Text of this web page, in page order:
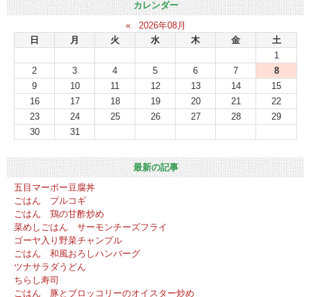
カレンダー
«
2026年08月
日
月 火 水 木 金
土
1
2
3 4 5 6 7
8
9
10 11 12 13 14
15
16
17 18 19 20 21
22
23
24 25 26 27 28
29
30
31
最新の記事
五目マーボー豆腐丼
ごはん プルコギ
ごはん 鶏の甘酢炒め
菜めしごはん サーモンチーズフライ
ゴーヤ入り野菜チャンプル
ごはん 和風おろしハンバーグ
ツナサラダうどん
ちらし寿司
ごはん 豚とブロッコリーのオイスター炒め